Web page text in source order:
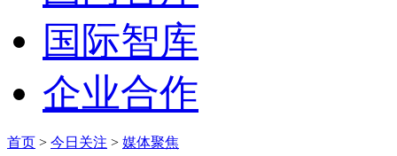
国际智库
企业合作
首页 > 今日关注 > 媒体聚焦